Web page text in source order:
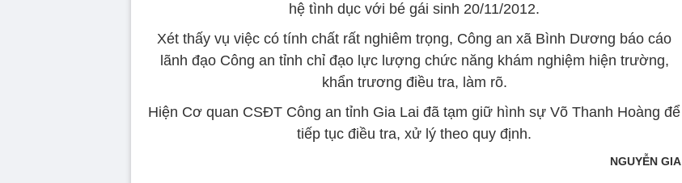
hệ tình dục với bé gái sinh 20/11/2012.
Xét thấy vụ việc có tính chất rất nghiêm trọng, Công an xã Bình Dương báo cáo
lãnh đạo Công an tỉnh chỉ đạo lực lượng chức năng khám nghiệm hiện trường,
khẩn trương điều tra, làm rõ.
Hiện Cơ quan CSĐT Công an tỉnh Gia Lai đã tạm giữ hình sự Võ Thanh Hoàng để
tiếp tục điều tra, xử lý theo quy định.
NGUYỄN GIA